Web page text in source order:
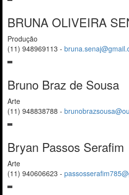
BRUNA OLIVEIRA
Produção
(11) 948969113 -
Bruno Braz de Sousa
Arte
(11) 948838788 -
Bryan Passos Serafim
Arte
(11) 940606623 -